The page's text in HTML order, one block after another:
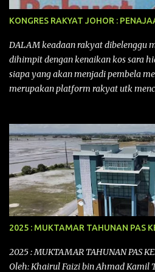
KONGRES RAKYAT JOHOR :
DALAM keadaan rakyat dibelenggu
dihimpit dengan kenaikan kos sara
siapa yang akan menjadi pembela
merupakan platform rakyat utk
pertama yang telah diadakan pada
Alam, Selangor, di peringkat
“MEMBINA MALAYSIA
peringkat negeri-negeri mula
ditimbulkan di peringkat
ekonomi, sosial, pendidikan,
budaya, pembangunan bandar dan
dan perundangan. Di peringkat
dengan lebih terperinci perkara-
setempat. Kongres Rakyat Johor ini
2025 : MUKTAMAR TAHUNAN PAS
2025 : MUKTAMAR TAHUNAN PAS
Oleh: Khairul Faizi bin Ahmad Kamil